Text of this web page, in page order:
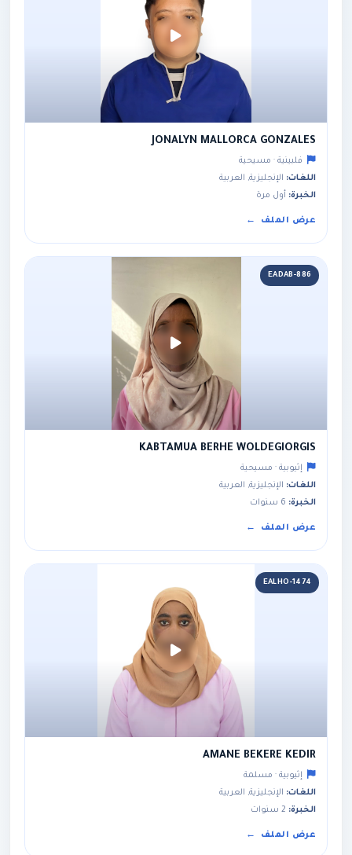
JONALYN MALLORCA GONZALES
فلبينية · مسيحية
اللغات: الإنجليزية, العربية
الخبرة: أول مرة
عرض الملف
EADAB-886
KABTAMUA BERHE WOLDEGIORGIS
إثيوبية · مسيحية
اللغات: الإنجليزية, العربية
الخبرة:
عرض الملف
EALHO-1474
AMANE BEKERE KEDIR
إثيوبية · مسلمة
اللغات: الإنجليزية, العربية
الخبرة:
عرض الملف